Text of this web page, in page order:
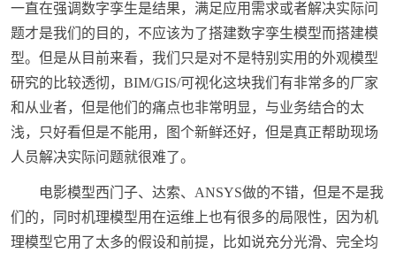
一直在强调数字孪生是结果，满足应用需求或者解决实际问
题才是我们的目的，不应该为了搭建数字孪生模型而搭建模
型。但是从目前来看，我们只是对不是特别实用的外观模型
研究的比较透彻，BIM/GIS/可视化这块我们有非常多的厂家
和从业者，但是他们的痛点也非常明显，与业务结合的太
浅，只好看但是不能用，图个新鲜还好，但是真正帮助现场
人员解决实际问题就很难了。
电影模型西门子、达索、ANSYS做的不错，但是不是我
们的，同时机理模型用在运维上也有很多的局限性，因为机
理模型它用了太多的假设和前提，比如说充分光滑、完全均